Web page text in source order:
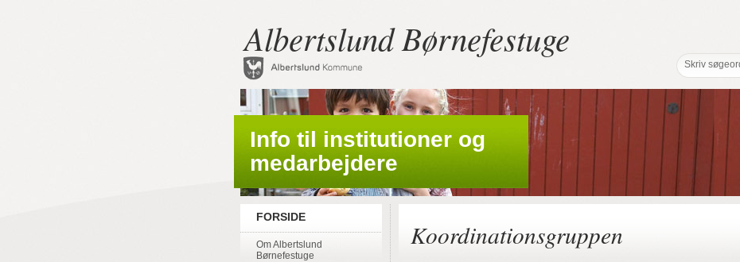
Albertslund Børnefestuge
Info til institutioner og
medarbejdere
FORSIDE
Om Albertslund
Børnefestuge
Koordinationsgruppen